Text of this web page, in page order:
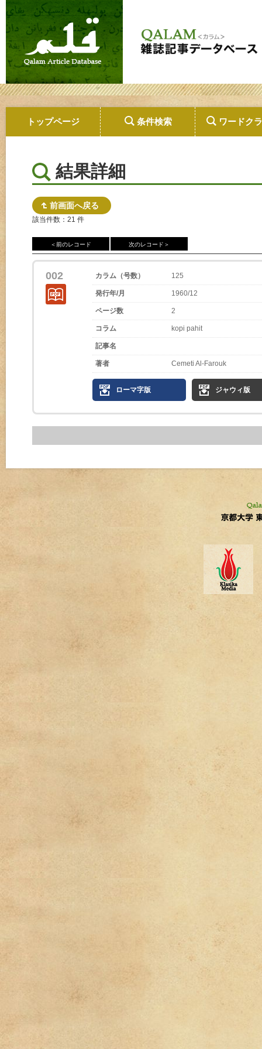
トップページ 条件検索 ワードク
結果詳細
前画面へ戻る
該当件数：21 件
＜前のレコード 次のレコード＞
002 カラム（号数） 125
発行年/月 1960/12
ページ数 2
コラム kopi pahit
記事名
著者 Cemeti Al-Farouk
ローマ字版 ジャウィ版